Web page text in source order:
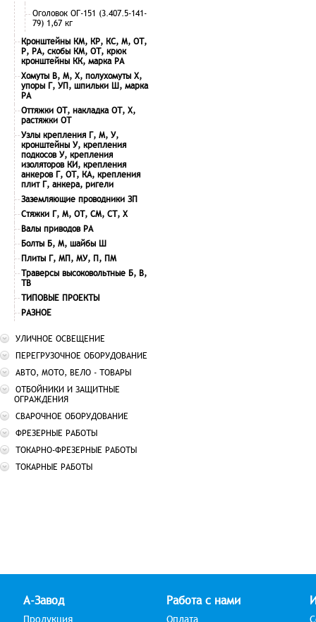
Оголовок ОГ-151 (3.407.5-141-
79) 1,67 кг
Кронштейны КМ, КР, КС, М, ОТ,
Р, РА, скобы КМ, ОТ, крюк
кронштейны КК, марка РА
Хомуты В, М, Х, полухомуты Х,
упоры Г, УП, шпильки Ш, марка
РА
Оттяжки ОТ, накладка ОТ, Х,
растяжки ОТ
Узлы крепления Г, М, У,
кронштейны У, крепления
подкосов У, крепления
изоляторов КИ, крепления
анкеров Г, ОТ, КА, крепления
плит Г, анкера, ригели
Заземляющие проводники ЗП
Стяжки Г, М, ОТ, СМ, СТ, Х
Валы приводов РА
Болты Б, М, шайбы Ш
Плиты Г, МП, МУ, П, ПМ
Траверсы высоковольтные Б, В,
ТВ
ТИПОВЫЕ ПРОЕКТЫ
РАЗНОЕ
УЛИЧНОЕ ОСВЕЩЕНИЕ
ПЕРЕГРУЗОЧНОЕ ОБОРУДОВАНИЕ
АВТО, МОТО, ВЕЛО - ТОВАРЫ
ОТБОЙНИКИ И ЗАЩИТНЫЕ
ОГРАЖДЕНИЯ
СВАРОЧНОЕ ОБОРУДОВАНИЕ
ФРЕЗЕРНЫЕ РАБОТЫ
ТОКАРНО-ФРЕЗЕРНЫЕ РАБОТЫ
ТОКАРНЫЕ РАБОТЫ
А-Завод
Продукция
Работа с нами
Оплата